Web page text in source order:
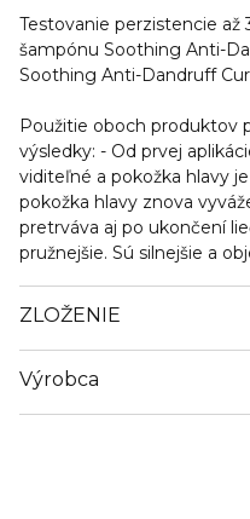
Testovanie perzistencie až
šampónu Soothing Anti-
Soothing Anti-Dandruff
Použitie oboch produktov
výsledky: - Od prvej
viditeľné a pokožka hlavy
pokožka hlavy znova
pretrváva aj po ukončení
pružnejšie. Sú silnejšie a
ZLOŽENIE
Výrobca